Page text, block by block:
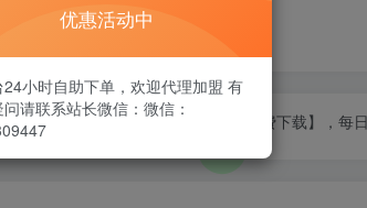
路，【开通本站会员可全站资源免费下载】，每
优惠活动中
24小时自助下单，欢迎代理加盟 有
请联系站长微信：微信：